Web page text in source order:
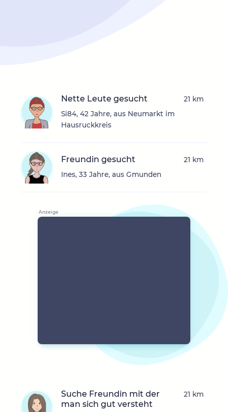
Nette Leute gesucht
Si84, 42 Jahre, aus Neumarkt im
Hausruckkreis
21 km
Freundin gesucht
Ines, 33 Jahre, aus Gmunden
21 km
Suche Freundin mit der
man sich gut versteht
21 km